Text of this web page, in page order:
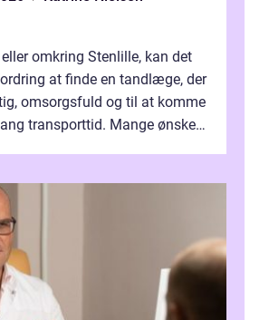
omkring Stenlille, kan det
at finde en tandlæge, der
omsorgsfuld og til at komme
transporttid. Mange ønsker